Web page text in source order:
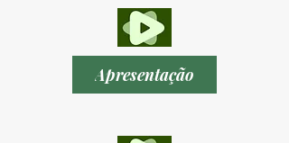
Apresentação